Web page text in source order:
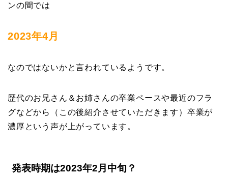
ンの間では
2023年4月
なのではないかと言われているようです。
歴代のお兄さん＆お姉さんの卒業ペースや最近のフラ
グなどから（この後紹介させていただきます）卒業が
濃厚という声が上がっています。
発表時期は2023年2月中旬？